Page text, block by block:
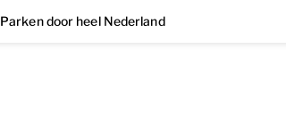
Parken door heel Nederland